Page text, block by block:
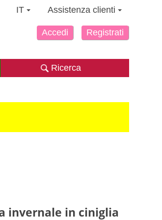
IT Assistenza clienti
Accedi Registrati
Ricerca
invernale in ciniglia